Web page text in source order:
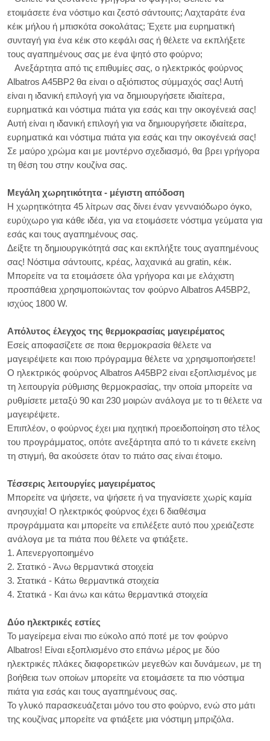
ετοιμάσετε ένα νόστιμο και ζεστό σάντουιτς; Λαχταράτε ένα
κέικ μήλου ή μπισκότα σοκολάτας; Έχετε μια ευρηματική
συνταγή για ένα κέικ στο κεφάλι σας ή θέλετε να εκπλήξετε
τους αγαπημένους σας με ένα ψητό στο φούρνο;
Ανεξάρτητα από τις επιθυμίες σας, ο ηλεκτρικός φούρνος
Albatros A45BP2 θα είναι ο αξιόπιστος σύμμαχός σας! Αυτή
είναι η ιδανική επιλογή για να δημιουργήσετε ιδιαίτερα,
ευρηματικά και νόστιμα πιάτα για εσάς και την οικογένειά σας!
Αυτή είναι η ιδανική επιλογή για να δημιουργήσετε ιδιαίτερα,
ευρηματικά και νόστιμα πιάτα για εσάς και την οικογένειά σας!
Σε μαύρο χρώμα και με μοντέρνο σχεδιασμό, θα βρει γρήγορα
τη θέση του στην κουζίνα σας.
Μεγάλη χωρητικότητα - μέγιστη απόδοση
Η χωρητικότητα 45 λίτρων σας δίνει έναν γενναιόδωρο όγκο,
ευρύχωρο για κάθε ιδέα, για να ετοιμάσετε νόστιμα γεύματα για
εσάς και τους αγαπημένους σας.
Δείξτε τη δημιουργικότητά σας και εκπλήξτε τους αγαπημένους
σας! Νόστιμα σάντουιτς, κρέας, λαχανικά au gratin, κέικ.
Μπορείτε να τα ετοιμάσετε όλα γρήγορα και με ελάχιστη
προσπάθεια χρησιμοποιώντας τον φούρνο Albatros A45BP2,
ισχύος 1800 W.
Απόλυτος έλεγχος της θερμοκρασίας μαγειρέματος
Εσείς αποφασίζετε σε ποια θερμοκρασία θέλετε να
μαγειρέψετε και ποιο πρόγραμμα θέλετε να χρησιμοποιήσετε!
Ο ηλεκτρικός φούρνος Albatros A45BP2 είναι εξοπλισμένος με
τη λειτουργία ρύθμισης θερμοκρασίας, την οποία μπορείτε να
ρυθμίσετε μεταξύ 90 και 230 μοιρών ανάλογα με το τι θέλετε να
μαγειρέψετε.
Επιπλέον, ο φούρνος έχει μια ηχητική προειδοποίηση στο τέλος
του προγράμματος, οπότε ανεξάρτητα από το τι κάνετε εκείνη
τη στιγμή, θα ακούσετε όταν το πιάτο σας είναι έτοιμο.
Τέσσερις λειτουργίες μαγειρέματος
Μπορείτε να ψήσετε, να ψήσετε ή να τηγανίσετε χωρίς καμία
ανησυχία! Ο ηλεκτρικός φούρνος έχει 6 διαθέσιμα
προγράμματα και μπορείτε να επιλέξετε αυτό που χρειάζεστε
ανάλογα με τα πιάτα που θέλετε να φτιάξετε.
1. Απενεργοποιημένο
2. Στατικό - Άνω θερμαντικά στοιχεία
3. Στατικά - Κάτω θερμαντικά στοιχεία
4. Στατικά - Και άνω και κάτω θερμαντικά στοιχεία
Δύο ηλεκτρικές εστίες
Το μαγείρεμα είναι πιο εύκολο από ποτέ με τον φούρνο
Albatros! Είναι εξοπλισμένο στο επάνω μέρος με δύο
ηλεκτρικές πλάκες διαφορετικών μεγεθών και δυνάμεων, με τη
βοήθεια των οποίων μπορείτε να ετοιμάσετε τα πιο νόστιμα
πιάτα για εσάς και τους αγαπημένους σας.
Το γλυκό παρασκευάζεται μόνο του στο φούρνο, ενώ στο μάτι
της κουζίνας μπορείτε να φτιάξετε μια νόστιμη μπριζόλα.